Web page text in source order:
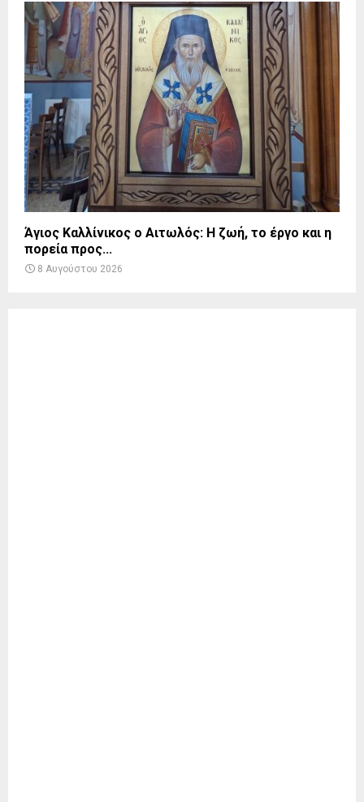
Άγιος Καλλίνικος ο Αιτωλός: Η ζωή, το έργο και η
πορεία προς...
8 Αυγούστου 2026